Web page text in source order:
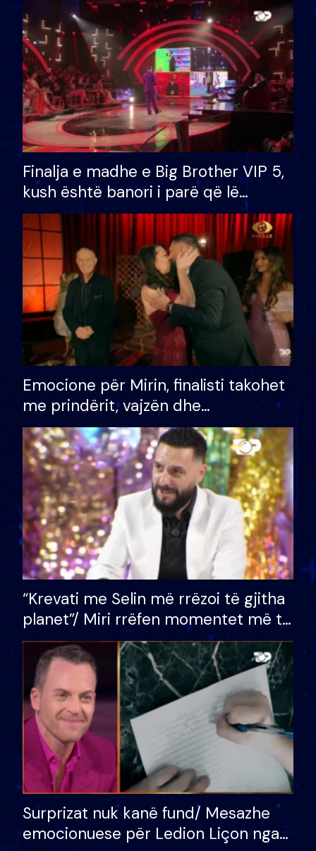
Finalja e madhe e Big Brother VIP 5,
kush është banori i parë që lë
shtëpinë dhe humb mundësinë për
të fituar çmimin e madh
Emocione për Mirin, finalisti takohet
me prindërit, vajzën dhe
bashkëshorten: S’kemi ndonjë letër
divorci apo jo?
“Krevati me Selin më rrëzoi të gjitha
planet”/ Miri rrëfen momentet më të
bukura në shtëpinë e BB VIP: Do më
mungojë zilja e mëngjesit kur…
Surprizat nuk kanë fund/ Mesazhe
emocionuese për Ledion Liçon nga